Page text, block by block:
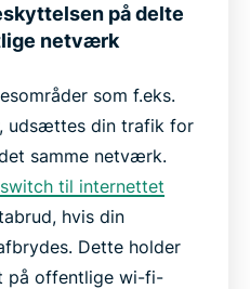
på delte
netværk
som f.eks.
udsættes din trafik for
samme netværk.
til internettet
hvis din
Dette holder
på offentlige wi-fi-